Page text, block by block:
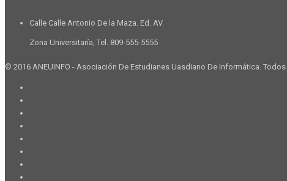
Calle Calle Antonio De la Maza. Ed. AV.
Zona Universitaría, Tel. 809-555-5555
© 2016 ANEUINFO - Asociación De Estudianes Uasdiano De Informática.